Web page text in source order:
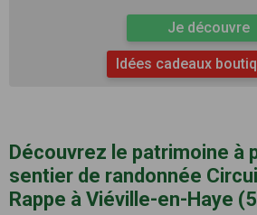
Je découvre
Idées cadeaux
Découvrez le patrimoine à
sentier de randonnée
Rappe à Viéville-en-Haye